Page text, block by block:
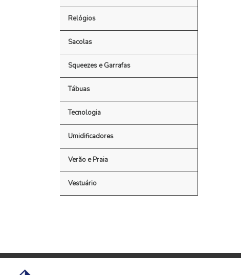
Relógios
Sacolas
Squeezes e Garrafas
Tábuas
Tecnologia
Umidificadores
Verão e Praia
Vestuário